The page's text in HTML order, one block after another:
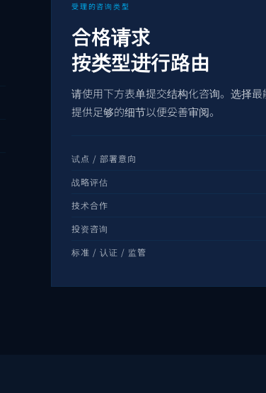
受理的咨询类型
合格请求
按类型进行路由
请使用下方表单提交结构化咨询。选择
提供足够的细节以便妥善审阅。
试点 / 部署意向
战略评估
技术合作
投资咨询
标准 / 认证 / 监管